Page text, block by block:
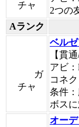
チャ
2つの
Aランク
ガ
チャ
ベルゼ
【貫
アビ
コネ
条件
ボス
オーデ